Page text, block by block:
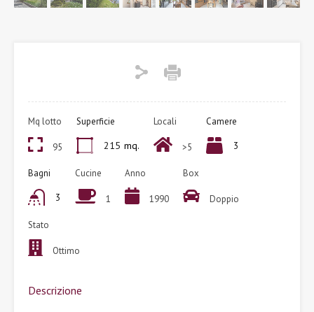
Mq lotto
95
Superficie
215 mq.
Locali
>5
Camere
3
Bagni
3
Cucine
1
Anno
1990
Box
Doppio
Stato
Ottimo
Descrizione